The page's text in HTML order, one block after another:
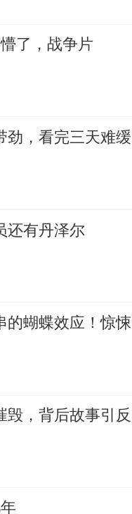
了，战争片
劲，看完三天难缓
还有丹泽尔
的蝴蝶效应！惊悚
，背后故事引反